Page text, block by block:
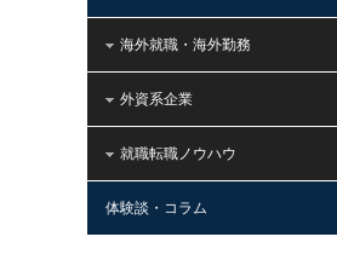
海外就職・海外勤務
外資系企業
就職転職ノウハウ
体験談・コラム